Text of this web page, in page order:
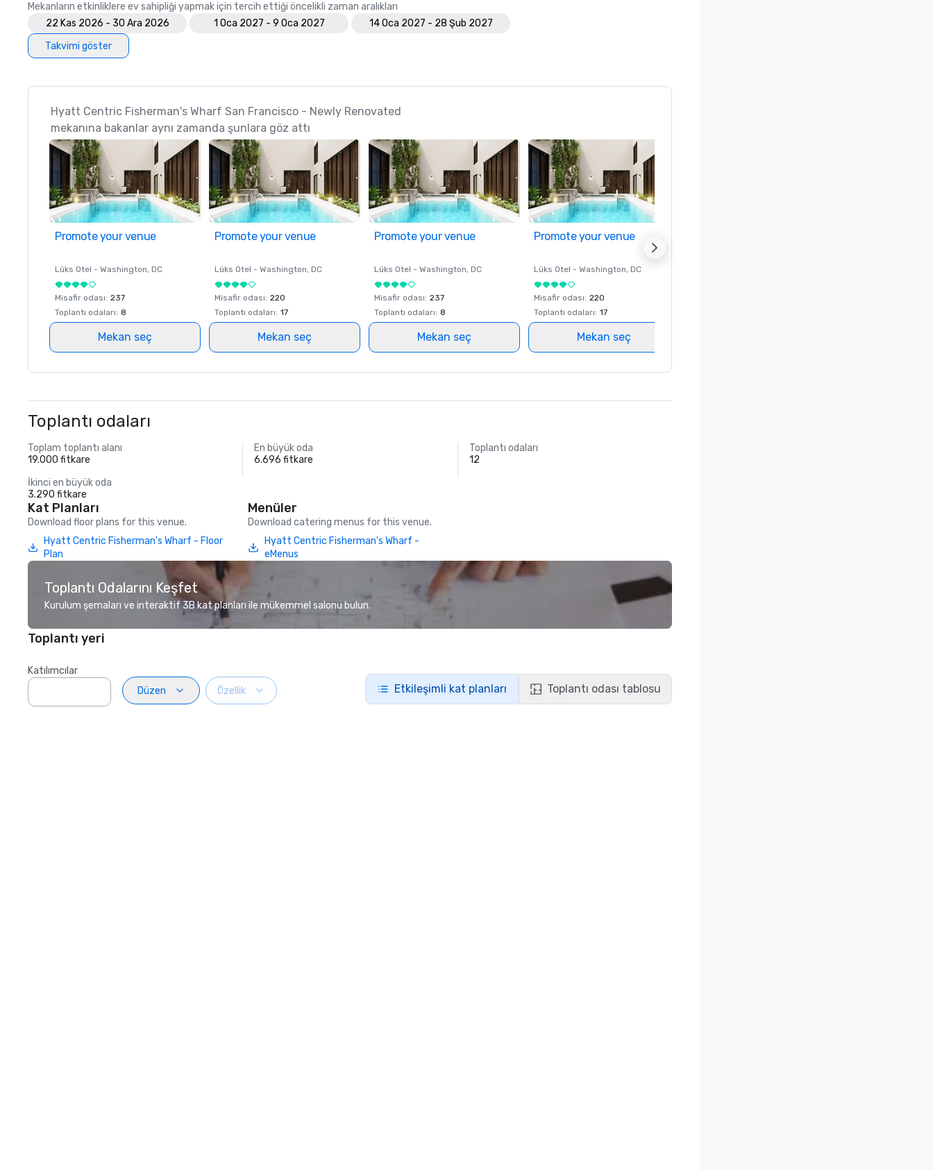
Mekanların etkinliklere ev sahipliği yapmak için tercih ettiği öncelikli zaman aralıkları
22 Kas 2026 - 30 Ara 2026
1 Oca 2027 - 9 Oca 2027
14 Oca 2027 - 28 Şub 2027
Takvimi göster
Hyatt Centric Fisherman's Wharf San Francisco - Newly Renovated
mekanına bakanlar aynı zamanda şunlara göz attı
Promote your venue
Lüks Otel - Washington, DC
Misafir odası: 237
Toplantı odaları: 8
Mekan seç
Promote your venue
Lüks Otel - Washington, DC
Misafir odası: 220
Toplantı odaları: 17
Mekan seç
Promote your venue
Lüks Otel - Washington, DC
Misafir odası: 237
Toplantı odaları: 8
Mekan seç
Promote your venue
Lüks Otel - Washington, DC
Misafir odası: 220
Toplantı odaları: 17
Mekan seç
Toplantı odaları
Toplam toplantı alanı
19.000 fitkare
En büyük oda
6.696 fitkare
Toplantı odaları
12
İkinci en büyük oda
3.290 fitkare
Kat Planları
Download floor plans for this venue.
Hyatt Centric Fisherman's Wharf - Floor
Plan
Menüler
Download catering menus for this venue.
Hyatt Centric Fisherman's Wharf -
eMenus
Toplantı Odalarını Keşfet
Kurulum şemaları ve interaktif 3B kat planları ile mükemmel salonu bulun.
Toplantı yeri
Katılımcılar
Düzen
Özellik Etkileşimli kat planları Toplantı odası tablosu